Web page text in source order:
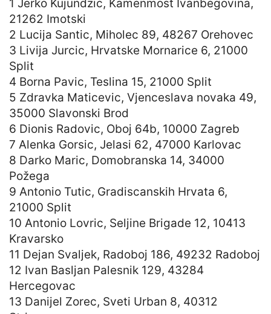
1 Jerko Kujundzic, Kamenmost Ivanbegovina,
21262 Imotski
2 Lucija Santic, Miholec 89, 48267 Orehovec
3 Livija Jurcic, Hrvatske Mornarice 6, 21000
Split
4 Borna Pavic, Teslina 15, 21000 Split
5 Zdravka Maticevic, Vjenceslava novaka 49,
35000 Slavonski Brod
6 Dionis Radovic, Oboj 64b, 10000 Zagreb
7 Alenka Gorsic, Jelasi 62, 47000 Karlovac
8 Darko Maric, Domobranska 14, 34000
Požega
9 Antonio Tutic, Gradiscanskih Hrvata 6,
21000 Split
10 Antonio Lovric, Seljine Brigade 12, 10413
Kravarsko
11 Dejan Svaljek, Radoboj 186, 49232 Radoboj
12 Ivan Basljan Palesnik 129, 43284
Hercegovac
13 Danijel Zorec, Sveti Urban 8, 40312